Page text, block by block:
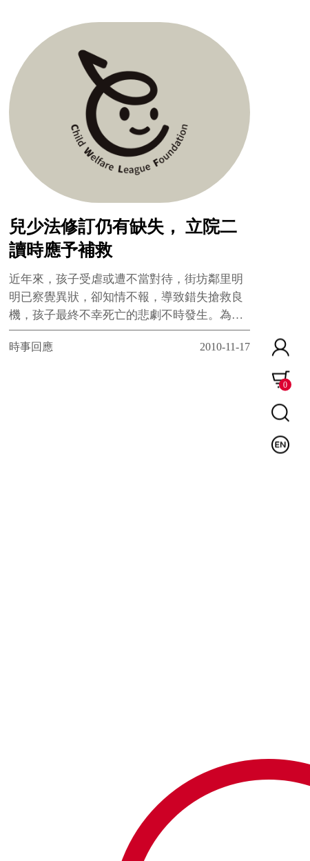
兒少法修訂仍有缺失， 立院二
讀時應予補救
近年來，孩子受虐或遭不當對待，街坊鄰里明
明已察覺異狀，卻知情不報，導致錯失搶救良
機，孩子最終不幸死亡的悲劇不時發生。為了
使兒虐案件能及早被通報，兒盟主張將村
（里）長、村（里）幹事、公寓大廈管理人員
時事回應 2010-11-17
0